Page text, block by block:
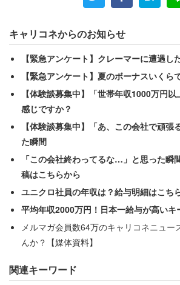
「元カレ。しかも自分じゃなくて
トとってきてた。『母親は京都大
で』とか、『だから何？』キモか
また、自分自身の学歴ではなく、身内
ントを取る人もおり、その多様性に驚
「私の同僚なんて、妹の友達が医者夫
てくるよ。身内でも無い」と他人のま
までいるという。
「いい学校出てるんだから」
キャリコネからのお知らせ
【緊急アンケート】クレーマーに遭遇し
【緊急アンケート】夏のボーナスいくら
【体験談募集中】「世帯年収1000万円
感じですか？
【体験談募集中】「あ、この会社で頑張
た瞬間
「この会社終わってるな…」と思った
稿はこちらから
ユニクロ社員の年収は？給与明細はこち
平均年収2000万円！日本一給与が高いキ
メルマガ会員数64万のキャリコネニュー
んか？【媒体資料】
関連キーワード